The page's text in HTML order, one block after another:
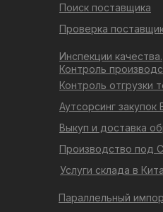
Параллельный
Услуги склада в
Производство под
Выкуп и доставка
Аутсорсинг закупок
Контроль отгрузки
Инспекции качества.
Контроль
Проверка
Поиск поставщика